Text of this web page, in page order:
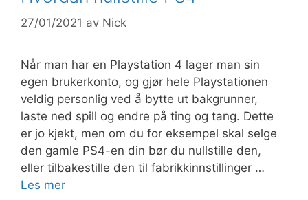
27/01/2021 av Nick
Når man har en Playstation 4 lager man sin
egen brukerkonto, og gjør hele Playstationen
veldig personlig ved å bytte ut bakgrunner,
laste ned spill og endre på ting og tang. Dette
er jo kjekt, men om du for eksempel skal selge
den gamle PS4-en din bør du nullstille den,
eller tilbakestille den til fabrikkinnstillinger …
Les mer